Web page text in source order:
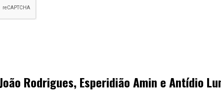
Rodrigues, Esperidião Amin e Antídio